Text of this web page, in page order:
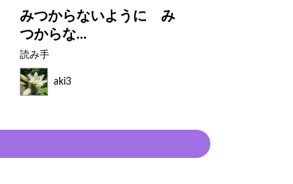
みつからないように み
つからな...
読み手
aki3